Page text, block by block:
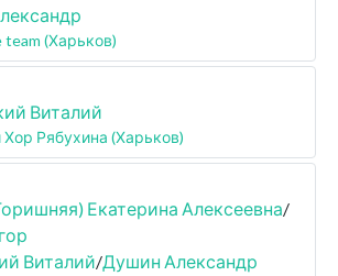
team (Харьков)
Виталий
Рябухина (Харьков)
Екатерина Алексеевна/
Виталий/Душин Александр